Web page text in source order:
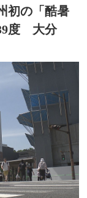
初の「酷暑
度 大分